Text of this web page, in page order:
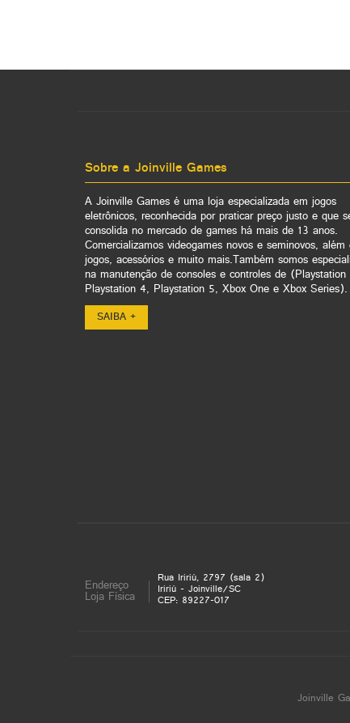
Sobre a Joinville Games
A Joinville Games é uma loja especializada em jogos
eletrônicos, reconhecida por praticar preço justo e que
consolida no mercado de games há mais de 13 anos.
Comercializamos videogames novos e seminovos, além
jogos, acessórios e muito mais.Também somos
na manutenção de consoles e controles de
Playstation 4, Playstation 5, Xbox One e Xbox Series).
SAIBA +
Endereço
Loja Física
Rua Iririú, 2797 (sala 2)
Iririú - Joinville/SC
CEP: 89227-017
Joinville